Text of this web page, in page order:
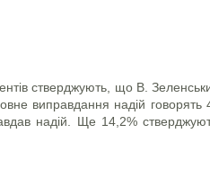
що В. Зеленський
виправдання надій
надій. Ще 14,2%